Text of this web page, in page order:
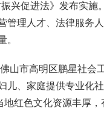
兴促进法》发布实施
管理人才、法律服务
。
山市高明区鹏星社会
儿、家庭提供专业化
红色文化资源丰厚